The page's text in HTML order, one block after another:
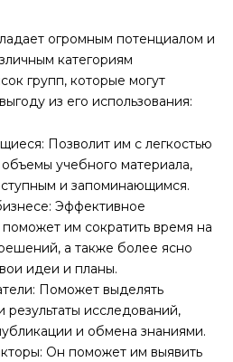
огромным потенциалом и
категориям
групп, которые могут
из его использования:
Позволит им с легкостью
учебного материала,
и запоминающимся.
Эффективное
им сократить время на
а также более ясно
идеи и планы.
Поможет выделять
исследований,
и обмена знаниями.
Он поможет им выявить